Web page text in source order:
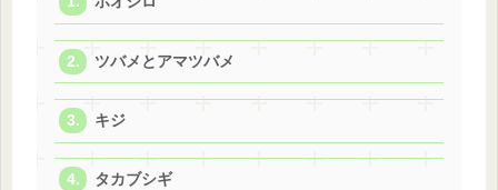
ツバメとアマツバメ
キジ
タカブシギ